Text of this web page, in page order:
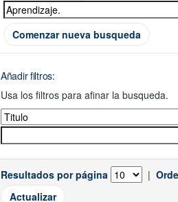
Comenzar nueva busqueda
Añadir filtros:
Usa los filtros para afinar la busqueda.
Resultados por página |